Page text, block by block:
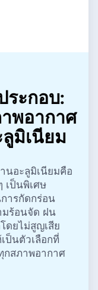
ะกอบ:
พอากาศ
มิเนียม
นอะลูมิเนียมคือ
เป็นพิเศษ
ารกัดกร่อน
ร้อนจัด ฝน
ดยไม่สูญเสีย
ป็นตัวเลือกที่
กสภาพอากาศ